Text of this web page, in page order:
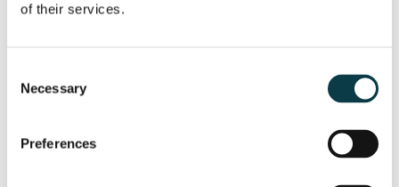
of their services.
Selection
Necessary
Preferences